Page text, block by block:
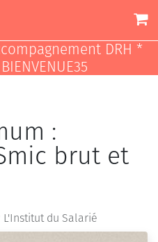
DRH *
:
brut et
L'Institut du Salarié